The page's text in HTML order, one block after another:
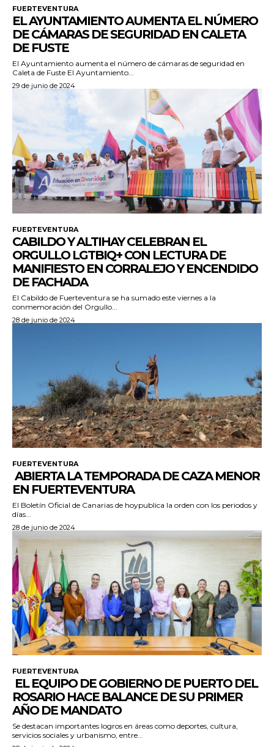
FUERTEVENTURA
EL AYUNTAMIENTO AUMENTA EL NÚMERO
DE CÁMARAS DE SEGURIDAD EN CALETA
DE FUSTE
El Ayuntamiento aumenta el número de cámaras de seguridad en
Caleta de Fuste El Ayuntamiento...
29 de junio de 2024
FUERTEVENTURA
CABILDO Y ALTIHAY CELEBRAN EL
ORGULLO LGTBIQ+ CON LECTURA DE
MANIFIESTO EN CORRALEJO Y ENCENDIDO
DE FACHADA
El Cabildo de Fuerteventura se ha sumado este viernes a la
conmemoración del Orgullo...
28 de junio de 2024
FUERTEVENTURA
ABIERTA LA TEMPORADA DE CAZA MENOR
EN FUERTEVENTURA
El Boletín Oficial de Canarias de hoypublica la orden con los periodos y
días...
28 de junio de 2024
FUERTEVENTURA
EL EQUIPO DE GOBIERNO DE PUERTO DEL
ROSARIO HACE BALANCE DE SU PRIMER
AÑO DE MANDATO
Se destacan importantes logros en áreas como deportes, cultura,
servicios sociales y urbanismo, entre...